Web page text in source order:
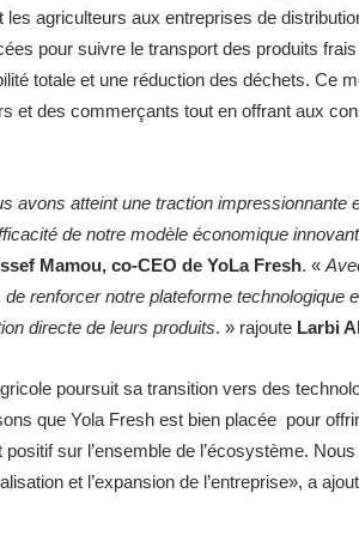
agriculteurs aux entreprises de
pour suivre le transport des produits
totale et une réduction des déchets. Ce
et des commerçants tout en offrant aux
avons atteint une traction impressionnante
de notre modèle économique
Mamou, co-CEO de YoLa Fresh. «
renforcer notre plateforme technologique
directe de leurs produits. » rajoute Larbi
poursuit sa transition vers des
que Yola Fresh est bien placée pour
sur l’ensemble de l’écosystème.
et l’expansion de l’entreprise», a